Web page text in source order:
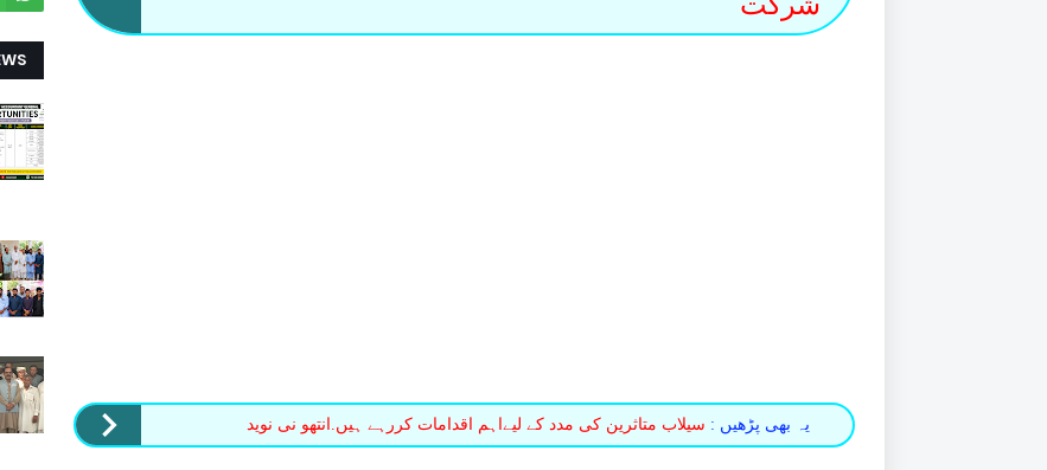
یہ بھی پڑھیں : سیلاب متاثرین کی مدد کے لیےاہم اقدامات کررہے ہیں.انتھو نی نوید